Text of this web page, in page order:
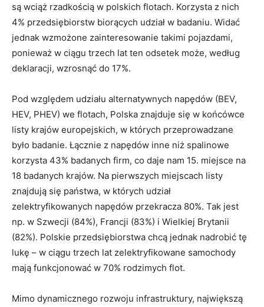
są wciąż rzadkością w polskich flotach. Korzysta z nich
4% przedsiębiorstw biorących udział w badaniu. Widać
jednak wzmożone zainteresowanie takimi pojazdami,
ponieważ w ciągu trzech lat ten odsetek może, według
deklaracji, wzrosnąć do 17%.
Pod względem udziału alternatywnych napędów (BEV,
HEV, PHEV) we flotach, Polska znajduje się w końcówce
listy krajów europejskich, w których przeprowadzane
było badanie. Łącznie z napędów inne niż spalinowe
korzysta 43% badanych firm, co daje nam 15. miejsce na
18 badanych krajów. Na pierwszych miejscach listy
znajdują się państwa, w których udział
zelektryfikowanych napędów przekracza 80%. Tak jest
np. w Szwecji (84%), Francji (83%) i Wielkiej Brytanii
(82%). Polskie przedsiębiorstwa chcą jednak nadrobić tę
lukę – w ciągu trzech lat zelektryfikowane samochody
mają funkcjonować w 70% rodzimych flot.
Mimo dynamicznego rozwoju infrastruktury, największą